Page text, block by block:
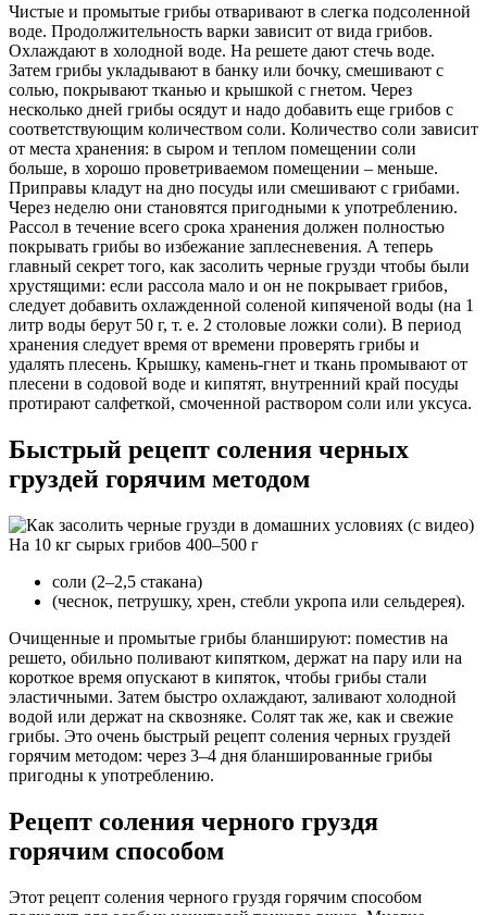
Чистые и промытые грибы отваривают в слегка подсоленной
воде. Продолжительность варки зависит от вида грибов.
Охлаждают в холодной воде. На решете дают стечь воде.
Затем грибы укладывают в банку или бочку, смешивают с
солью, покрывают тканью и крышкой с гнетом. Через
несколько дней грибы осядут и надо добавить еще грибов с
соответствующим количеством соли. Количество соли зависит
от места хранения: в сыром и теплом помещении соли
больше, в хорошо проветриваемом помещении – меньше.
Приправы кладут на дно посуды или смешивают с грибами.
Через неделю они становятся пригодными к употреблению.
Рассол в течение всего срока хранения должен полностью
покрывать грибы во избежание заплесневения. А теперь
главный секрет того, как засолить черные грузди чтобы были
хрустящими: если рассола мало и он не покрывает грибов,
следует добавить охлажденной соленой кипяченой воды (на 1
литр воды берут 50 г, т. е. 2 столовые ложки соли). В период
хранения следует время от времени проверять грибы и
удалять плесень. Крышку, камень-гнет и ткань промывают от
плесени в содовой воде и кипятят, внутренний край посуды
протирают салфеткой, смоченной раствором соли или уксуса.
Быстрый рецепт соления черных
груздей горячим методом
На 10 кг сырых грибов 400–500 г
соли (2–2,5 стакана)
(чеснок, петрушку, хрен, стебли укропа или сельдерея).
Очищенные и промытые грибы бланшируют: поместив на
решето, обильно поливают кипятком, держат на пару или на
короткое время опускают в кипяток, чтобы грибы стали
эластичными. Затем быстро охлаждают, заливают холодной
водой или держат на сквозняке. Солят так же, как и свежие
грибы. Это очень быстрый рецепт соления черных груздей
горячим методом: через 3–4 дня бланшированные грибы
пригодны к употреблению.
Рецепт соления черного груздя
горячим способом
Этот рецепт соления черного груздя горячим способом